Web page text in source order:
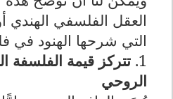
العقل الفلسفي الهندي
التي شرحها الهنود في
1. تتركز قيمة الفلسفة
الروحي